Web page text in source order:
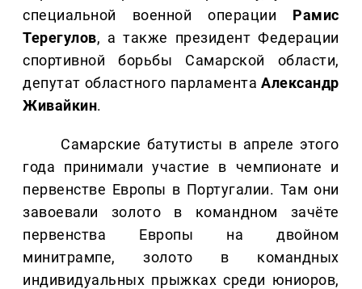
специальной военной операции Рамис
Терегулов, а также президент Федерации
спортивной борьбы Самарской области,
депутат областного парламентаАлександр
Живайкин.
Самарские батутисты в апреле этого
года принимали участие в чемпионате и
первенстве Европы в Португалии. Там они
завоевали золото в командном зачёте
первенства Европы на двойном
минитрампе, золото в командных
индивидуальных прыжках среди юниоров,